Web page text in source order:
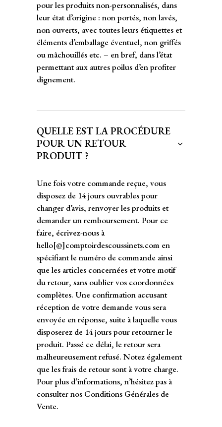
pour les produits non-personnalisés, dans
leur état d’origine : non portés, non lavés,
non ouverts, avec toutes leurs étiquettes et
éléments d’emballage éventuel, non griffés
ou mâchouillés etc. – en bref, dans l’état
permettant aux autres poilus d’en profiter
dignement.
QUELLE EST LA PROCÉDURE
POUR UN RETOUR
PRODUIT ?
Une fois votre commande reçue, vous
disposez de 14 jours ouvrables pour
changer d’avis, renvoyer les produits et
demander un remboursement. Pour ce
faire, écrivez-nous à
hello[@]comptoirdescoussinets.com en
spécifiant le numéro de commande ainsi
que les articles concernées et votre motif
du retour, sans oublier vos coordonnées
complètes. Une confirmation accusant
réception de votre demande vous sera
envoyée en réponse, suite à laquelle vous
disposerez de 14 jours pour retourner le
produit. Passé ce délai, le retour sera
malheureusement refusé. Notez également
que les frais de retour sont à votre charge.
Pour plus d’informations, n’hésitez pas à
consulter nos Conditions Générales de
Vente.